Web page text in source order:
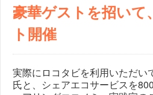
豪華ゲストを招いて
ト開催
実際にロコタビを利用いただい
氏と、シェアエコサービスを